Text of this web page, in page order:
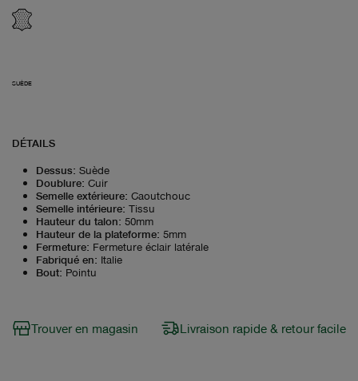
SUÈDE
DÉTAILS
Dessus: Suède
Doublure: Cuir
Semelle extérieure: Caoutchouc
Semelle intérieure: Tissu
Hauteur du talon: 50mm
Hauteur de la plateforme: 5mm
Fermeture: Fermeture éclair latérale
Fabriqué en: Italie
Bout: Pointu
Trouver en magasin Livraison rapide & retour facile